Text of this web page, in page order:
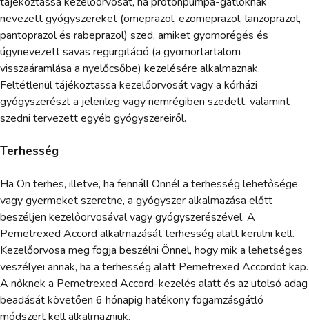
nevezett gyógyszereket (omeprazol, ezomeprazol, lanzoprazol,
pantoprazol és rabeprazol) szed, amiket gyomorégés és
úgynevezett savas regurgitáció (a gyomortartalom
visszaáramlása a nyelőcsőbe) kezelésére alkalmaznak.
Feltétlenül tájékoztassa kezelőorvosát vagy a kórházi
gyógyszerészt a jelenleg vagy nemrégiben szedett, valamint
szedni tervezett egyéb gyógyszereiről.
Terhesség
Ha Ön terhes, illetve, ha fennáll Önnél a terhesség lehetősége
vagy gyermeket szeretne, a gyógyszer alkalmazása előtt
beszéljen kezelőorvosával vagy gyógyszerészével. A
Pemetrexed Accord alkalmazását terhesség alatt kerülni kell.
Kezelőorvosa meg fogja beszélni Önnel, hogy mik a lehetséges
veszélyei annak, ha a terhesség alatt Pemetrexed Accordot kap.
A nőknek a Pemetrexed Accord-kezelés alatt és az utolsó adag
beadását követően 6 hónapig hatékony fogamzásgátló
módszert kell alkalmazniuk.